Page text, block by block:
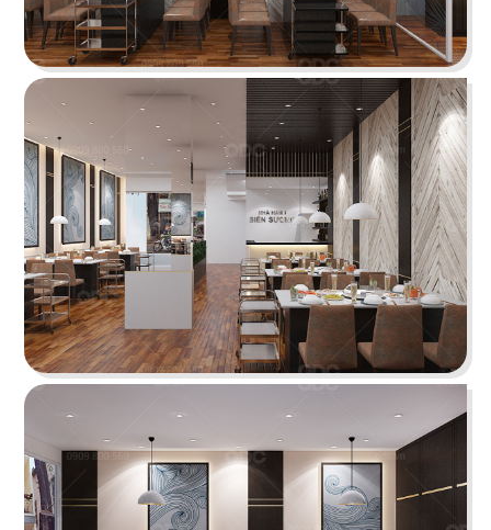
HỆ
KATINAT WATERBUS
Dự án được chúng tôi hoàn thiện gấp rút trong 35
ngày, mang đến một không gian thưởng thức
cafe - trà sữa ấn tượng